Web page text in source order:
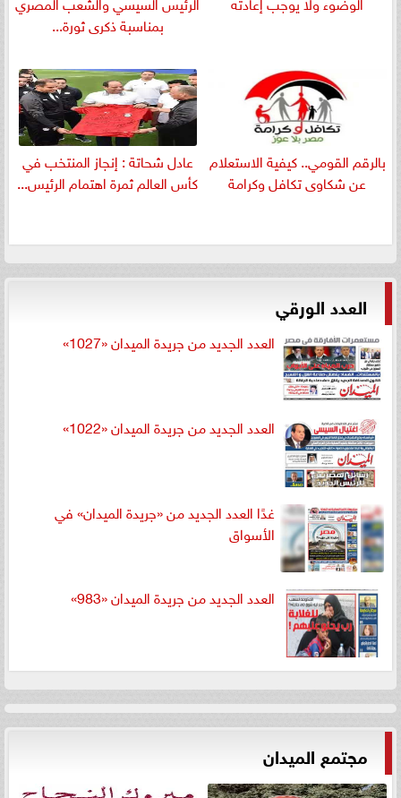
بمناسبة ذكرى ثورة...
بالرقم القومي.. كيفية الاستعلام
عن شكاوى تكافل وكرامة
عادل شحاتة : إنجاز المنتخب في
كأس العالم ثمرة اهتمام الرئيس...
العدد الورقي
العدد الجديد من جريدة الميدان «1027»
العدد الجديد من جريدة الميدان «1022»
غدًا العدد الجديد من «جريدة الميدان» في
الأسواق
العدد الجديد من جريدة الميدان «983»
مجتمع الميدان